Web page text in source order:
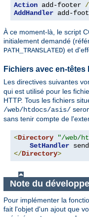
Action add-footer /
AddHandler add-
À ce moment-là, le script
initialement demandé
PATH_TRANSLATED) et
Fichiers avec en-têtes
Les directives suivantes
qui est utilisé pour les
HTTP. Tous les fichiers
/web/htdocs/asis/
sans tenir compte de
<Directory "/web/
SetHandler
</Directory>
Note du
Pour implémenter la
fait l'objet d'un ajout que